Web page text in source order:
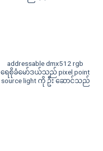
addressable dmx512 rgb
ရေစိုခံမော်ဒယ်သည် pixel point
source light ကို ဦး ဆောင်သည်